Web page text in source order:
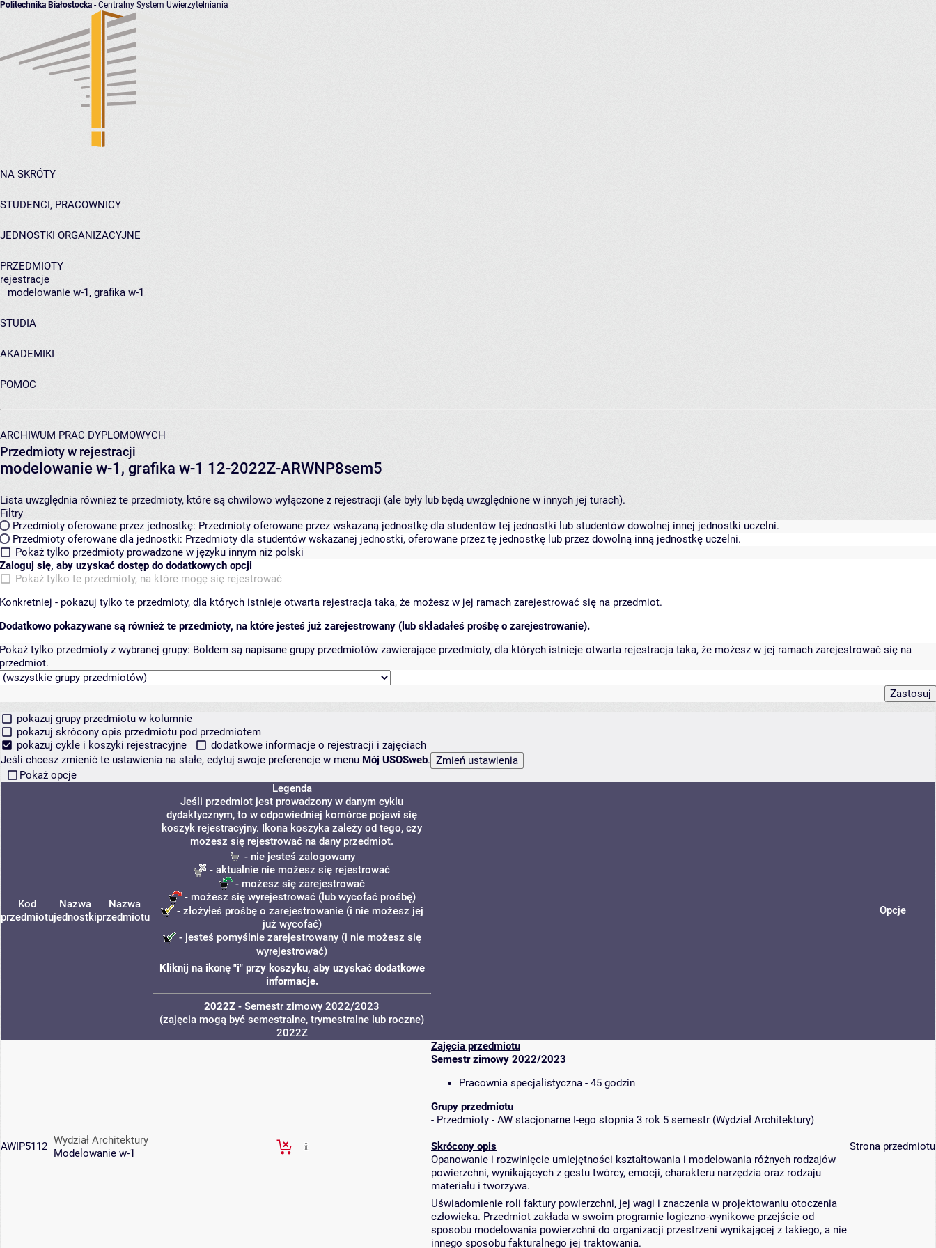
Politechnika Białostocka - Centralny System Uwierzytelniania
NA SKRÓTY
STUDENCI, PRACOWNICY
JEDNOSTKI ORGANIZACYJNE
PRZEDMIOTY
rejestracje
modelowanie w-1, grafika w-1
STUDIA
AKADEMIKI
POMOC
ARCHIWUM PRAC DYPLOMOWYCH
Przedmioty w rejestracji
modelowanie w-1, grafika w-1 12-2022Z-ARWNP8sem5
Lista uwzględnia również te przedmioty, które są chwilowo wyłączone z rejestracji (ale były lub będą uwzględnione w innych jej turach).
Filtry
Przedmioty oferowane przez jednostkę: Przedmioty oferowane przez wskazaną jednostkę dla studentów tej jednostki lub studentów dowolnej innej jednostki uczelni.
Przedmioty oferowane dla jednostki: Przedmioty dla studentów wskazanej jednostki, oferowane przez tę jednostkę lub przez dowolną inną jednostkę uczelni.
Pokaż tylko przedmioty prowadzone w języku innym niż polski
Zaloguj się, aby uzyskać dostęp do dodatkowych opcji
Pokaż tylko te przedmioty, na które mogę się rejestrować
Konkretniej - pokazuj tylko te przedmioty, dla których istnieje otwarta rejestracja taka, że możesz w jej ramach zarejestrować się na przedmiot.
Dodatkowo pokazywane są również te przedmioty, na które jesteś już zarejestrowany (lub składałeś prośbę o zarejestrowanie).
Pokaż tylko przedmioty z wybranej grupy: Boldem są napisane grupy przedmiotów zawierające przedmioty, dla których istnieje otwarta rejestracja taka, że możesz w jej ramach zarejestrować się na
przedmiot.
pokazuj grupy przedmiotu w kolumnie
pokazuj skrócony opis przedmiotu pod przedmiotem
pokazuj cykle i koszyki rejestracyjne
dodatkowe informacje o rejestracji i zajęciach
Jeśli chcesz zmienić te ustawienia na stałe, edytuj swoje preferencje w menu Mój USOSweb.
Pokaż opcje
Kod
przedmiotu
Nazwa
jednostki
Nazwa
przedmiotu
Legenda
Jeśli przedmiot jest prowadzony w danym cyklu
dydaktycznym, to w odpowiedniej komórce pojawi się
koszyk rejestracyjny. Ikona koszyka zależy od tego, czy
możesz się rejestrować na dany przedmiot.
- nie jesteś zalogowany
- aktualnie nie możesz się rejestrować
- możesz się zarejestrować
- możesz się wyrejestrować (lub wycofać prośbę)
- złożyłeś prośbę o zarejestrowanie (i nie możesz jej
już wycofać)
- jesteś pomyślnie zarejestrowany (i nie możesz się
wyrejestrować)
Kliknij na ikonę "i" przy koszyku, aby uzyskać dodatkowe
informacje.
2022Z - Semestr zimowy 2022/2023
(zajęcia mogą być semestralne, trymestralne lub roczne)
Opcje
2022Z
AWIP5112 Wydział Architektury
Modelowanie w-1
Zajęcia przedmiotu
Semestr zimowy 2022/2023
Pracownia specjalistyczna - 45 godzin
Grupy przedmiotu
- Przedmioty - AW stacjonarne I-ego stopnia 3 rok 5 semestr (Wydział Architektury)
Skrócony opis
Opanowanie i rozwinięcie umiejętności kształtowania i modelowania różnych rodzajów
powierzchni, wynikających z gestu twórcy, emocji, charakteru narzędzia oraz rodzaju
materiału i tworzywa.
Uświadomienie roli faktury powierzchni, jej wagi i znaczenia w projektowaniu otoczenia
człowieka. Przedmiot zakłada w swoim programie logiczno-wynikowe przejście od
sposobu modelowania powierzchni do organizacji przestrzeni wynikającej z takiego, a nie
innego sposobu fakturalnego jej traktowania.
Strona przedmiotu